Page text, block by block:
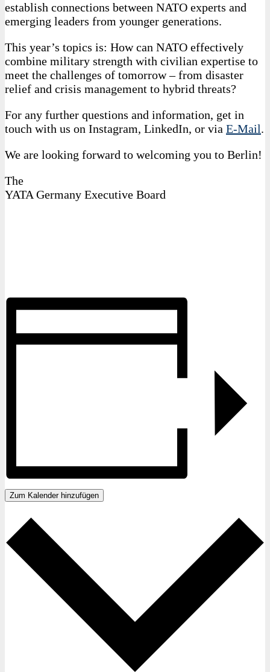
establish connections between NATO experts and
emerging leaders from younger generations.
This year’s topics is: How can NATO effectively
combine military strength with civilian expertise to
meet the challenges of tomorrow – from disaster
relief and crisis management to hybrid threats?
For any further questions and information, get in
touch with us on Instagram, LinkedIn, or via E‑Mail.
We are looking forward to welcoming you to Berlin!
The
YATA Germany Executive Board
Zum Kalender hinzufügen